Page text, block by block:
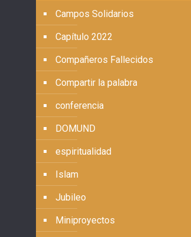
Campos Solidarios
Capítulo 2022
Compañeros Fallecidos
Compartir la palabra
conferencia
DOMUND
espiritualidad
Islam
Jubileo
Miniproyectos